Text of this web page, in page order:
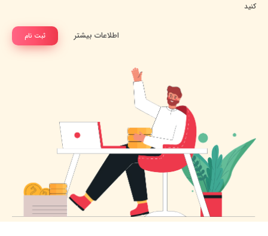
کنید
ثبت نام اطلاعات بیشتر